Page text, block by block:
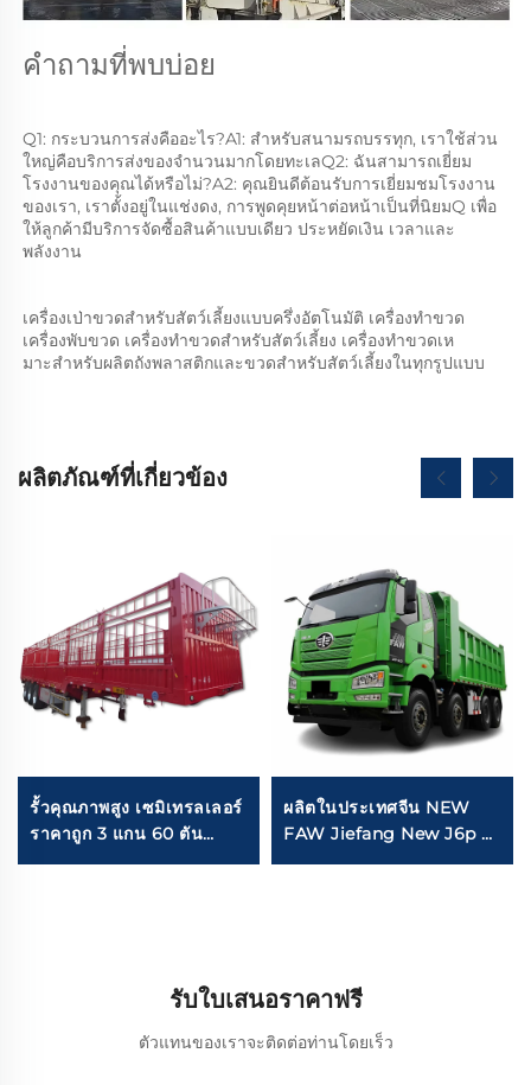
คำถามที่พบบ่อย
Q1: กระบวนการส่งคืออะไร?A1: สําหรับสนามรถบรรทุก, เราใช้ส่วน
ใหญ่คือบริการส่งของจํานวนมากโดยทะเลQ2: ฉันสามารถเยี่ยม
โรงงานของคุณได้หรือไม่?A2: คุณยินดีต้อนรับการเยี่ยมชมโรงงาน
ของเรา, เราตั้งอยู่ในแช่งดง, การพูดคุยหน้าต่อหน้าเป็นที่นิยมQ เพื่อ
ให้ลูกค้ามีบริการจัดซื้อสินค้าแบบเดียว ประหยัดเงิน เวลาและ
พลังงาน
เครื่องเป่าขวดสําหรับสัตว์เลี้ยงแบบครึ่งอัตโนมัติ เครื่องทําขวด
เครื่องพับขวด เครื่องทําขวดสําหรับสัตว์เลี้ยง เครื่องทําขวดเห
มาะสําหรับผลิตถังพลาสติกและขวดสําหรับสัตว์เลี้ยงในทุกรูปแบบ
ผลิตภัณฑ์ที่เกี่ยวข้อง
รั้วคุณภาพสูง เซมิเทรลเลอร์
ราคาถูก 3 แกน 60 ตัน
สำหรับขนส่งสัตว์เลี้ยง
ผลิตในประเทศจีน NEW
FAW Jiefang New J6p รถ
บรรทุกหนัก 420HP 380HP
รับใบเสนอราคาฟรี
ตัวแทนของเราจะติดต่อท่านโดยเร็ว